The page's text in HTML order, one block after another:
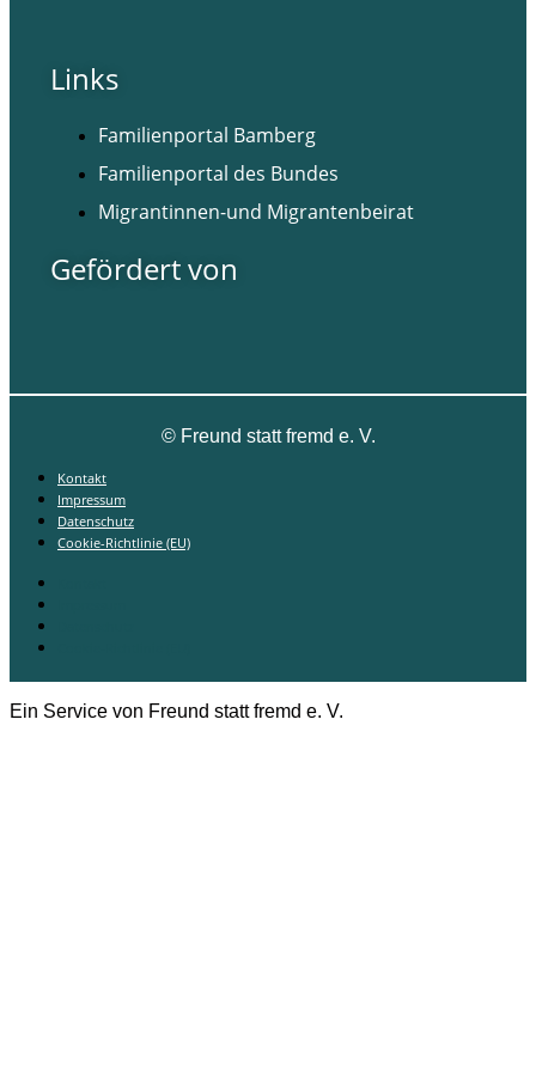
Links
Familienportal Bamberg
Familienportal des Bundes
Migrantinnen-und Migrantenbeirat
Gefördert von
©Freund statt fremd e. V.
Kontakt
Impressum
Datenschutz
Cookie-Richtlinie (EU)
Ein Service von Freund statt fremd e. V.